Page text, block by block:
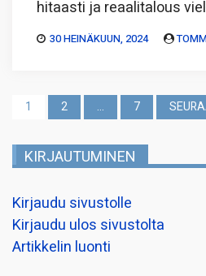
hitaasti ja reaalitalous
30 HEINÄKUUN, 2024
Artikkelien
sivutus
1 2 … 7
KIRJAUTUMINEN
Kirjaudu sivustolle
Kirjaudu ulos sivustolta
Artikkelin luonti